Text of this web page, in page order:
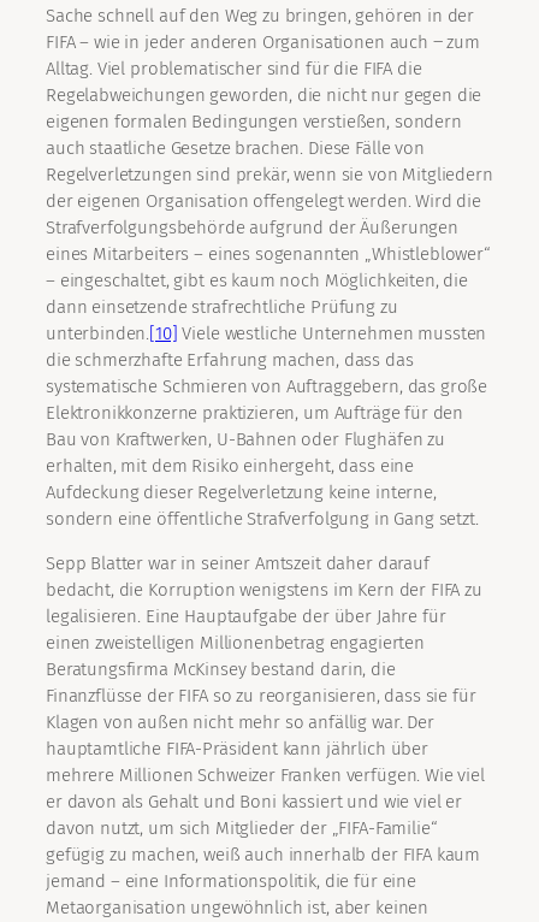
Sache schnell auf den Weg zu bringen, gehören in der
FIFA – wie in jeder anderen Organisationen auch ‒ zum
Alltag. Viel problematischer sind für die FIFA die
Regelabweichungen geworden, die nicht nur gegen die
eigenen formalen Bedingungen verstießen, sondern
auch staatliche Gesetze brachen. Diese Fälle von
Regelverletzungen sind prekär, wenn sie von Mitgliedern
der eigenen Organisation offengelegt werden. Wird die
Strafverfolgungsbehörde aufgrund der Äußerungen
eines Mitarbeiters – eines sogenannten „Whistleblower“
– eingeschaltet, gibt es kaum noch Möglichkeiten, die
dann einsetzende strafrechtliche Prüfung zu
unterbinden.[10] Viele westliche Unternehmen mussten
die schmerzhafte Erfahrung machen, dass das
systematische Schmieren von Auftraggebern, das große
Elektronikkonzerne praktizieren, um Aufträge für den
Bau von Kraftwerken, U-Bahnen oder Flughäfen zu
erhalten, mit dem Risiko einhergeht, dass eine
Aufdeckung dieser Regelverletzung keine interne,
sondern eine öffentliche Strafverfolgung in Gang setzt.
Sepp Blatter war in seiner Amtszeit daher darauf
bedacht, die Korruption wenigstens im Kern der FIFA zu
legalisieren. Eine Hauptaufgabe der über Jahre für
einen zweistelligen Millionenbetrag engagierten
Beratungsfirma McKinsey bestand darin, die
Finanzflüsse der FIFA so zu reorganisieren, dass sie für
Klagen von außen nicht mehr so anfällig war. Der
hauptamtliche FIFA-Präsident kann jährlich über
mehrere Millionen Schweizer Franken verfügen. Wie viel
er davon als Gehalt und Boni kassiert und wie viel er
davon nutzt, um sich Mitglieder der „FIFA-Familie“
gefügig zu machen, weiß auch innerhalb der FIFA kaum
jemand – eine Informationspolitik, die für eine
Metaorganisation ungewöhnlich ist, aber keinen